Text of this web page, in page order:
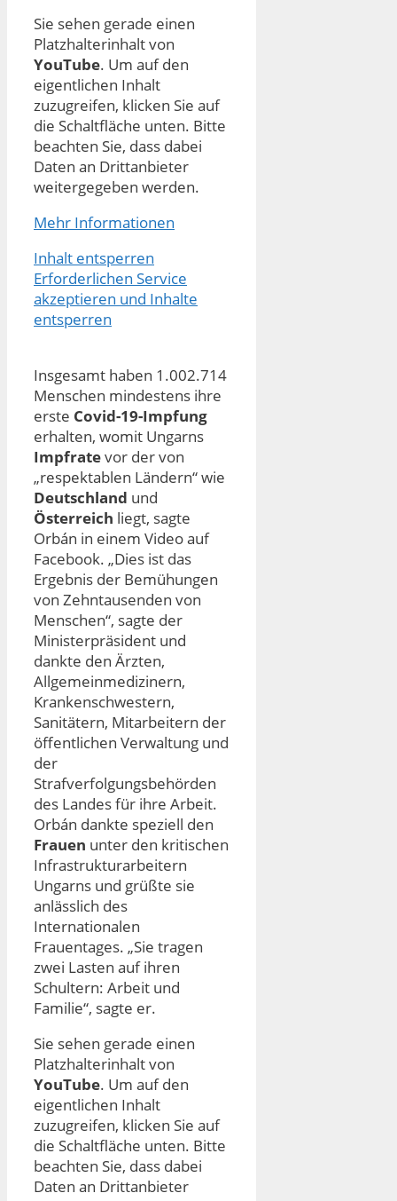
Sie sehen gerade einen
Platzhalterinhalt von
YouTube. Um auf den
eigentlichen Inhalt
zuzugreifen, klicken Sie auf
die Schaltfläche unten. Bitte
beachten Sie, dass dabei
Daten an Drittanbieter
weitergegeben werden.
Mehr Informationen
Inhalt entsperren
Erforderlichen Service
akzeptieren und Inhalte
entsperren
Insgesamt haben 1.002.714
Menschen mindestens ihre
erste Covid-19-Impfung
erhalten, womit Ungarns
Impfratevor der von
„respektablen Ländern“ wie
Deutschland und
Österreich liegt, sagte
Orbán in einem Video auf
Facebook. „Dies ist das
Ergebnis der Bemühungen
von Zehntausenden von
Menschen“, sagte der
Ministerpräsident und
dankte den Ärzten,
Allgemeinmedizinern,
Krankenschwestern,
Sanitätern, Mitarbeitern der
öffentlichen Verwaltung und
der
Strafverfolgungsbehörden
des Landes für ihre Arbeit.
Orbán dankte speziell den
Frauen unter den kritischen
Infrastrukturarbeitern
Ungarns und grüßte sie
anlässlich des
Internationalen
Frauentages. „Sie tragen
zwei Lasten auf ihren
Schultern: Arbeit und
Familie“, sagte er.
Sie sehen gerade einen
Platzhalterinhalt von
YouTube. Um auf den
eigentlichen Inhalt
zuzugreifen, klicken Sie auf
die Schaltfläche unten. Bitte
beachten Sie, dass dabei
Daten an Drittanbieter